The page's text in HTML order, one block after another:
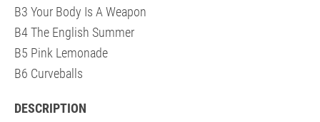
B3 Your Body Is A Weapon
B4 The English Summer
B5 Pink Lemonade
B6 Curveballs
DESCRIPTION